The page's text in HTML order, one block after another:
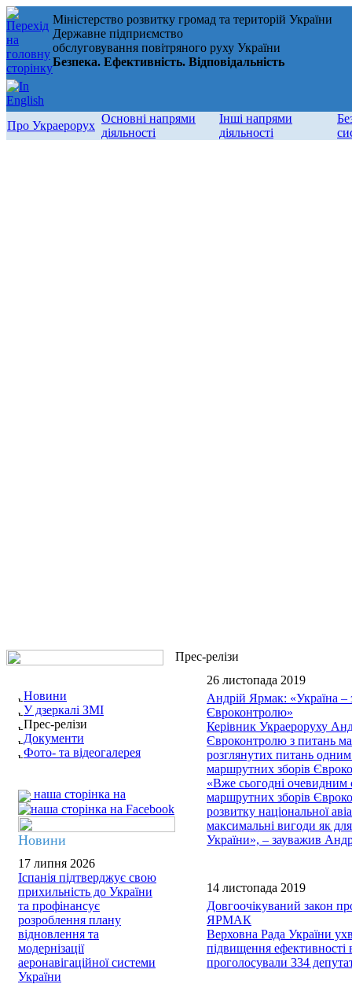
Міністерство розвитку громад та територій України
Державне підприємство
обслуговування повітряного руху України
Безпека. Ефективність. Відповідальність
Про Украерорух
Основні напрями
діяльності
Інші напрями
діяльності
Новини
У дзеркалі ЗМІ
Прес-релізи
Документи
Фото- та відеогалерея
наша сторінка на
Новини
17 липня 2026
Іспанія підтверджує свою
прихильність до України
та профінансує
розроблення плану
відновлення та
модернізації
аеронавігаційної системи
України
Прес-релізи
26 листопада 2019
Андрій Ярмак: «Україна –
Євроконтролю»
Керівник Украероруху
Євроконтролю з питань
розглянутих питань одним
маршрутних зборів
«Вже сьогодні очевидним
маршрутних зборів
розвитку національної
максимальні вигоди як
України», – зауважив
14 листопада 2019
Довгоочікуваний закон
ЯРМАК
Верховна Рада України
підвищення ефективності
проголосували 334